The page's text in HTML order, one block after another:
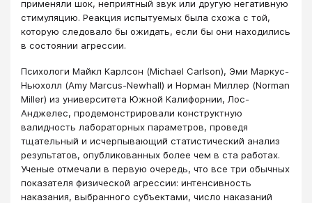
применяли шок, неприятный звук или другую негативную
стимуляцию. Реакция испытуемых была схожа с той,
которую следовало бы ожидать, если бы они находились
в состоянии агрессии.
Психологи Майкл Карлсон (Michael Carlson), Эми Маркус-
Ньюхолл (Amy Marcus-Newhall) и Норман Миллер (Norman
Miller) из университета Южной Калифорнии, Лос-
Анджелес, продемонстрировали конструктную
валидность лабораторных параметров, проведя
тщательный и исчерпывающий статистический анализ
результатов, опубликованных более чем в ста работах.
Ученые отмечали в первую очередь, что все три обычных
показателя физической агрессии: интенсивность
наказания, выбранного субъектами, число наказаний